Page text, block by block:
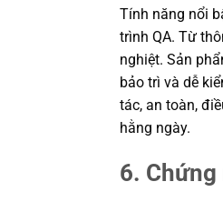
Tính năng nổi
trình QA. Từ
nghiệt. Sản
bảo trì và dễ
tác, an toàn,
hằng ngày.
6.